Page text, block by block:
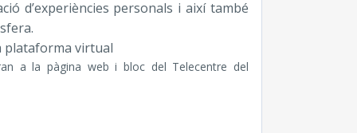
d’experiències personals i així també
plataforma virtual
a la pàgina web i bloc del Telecentre del